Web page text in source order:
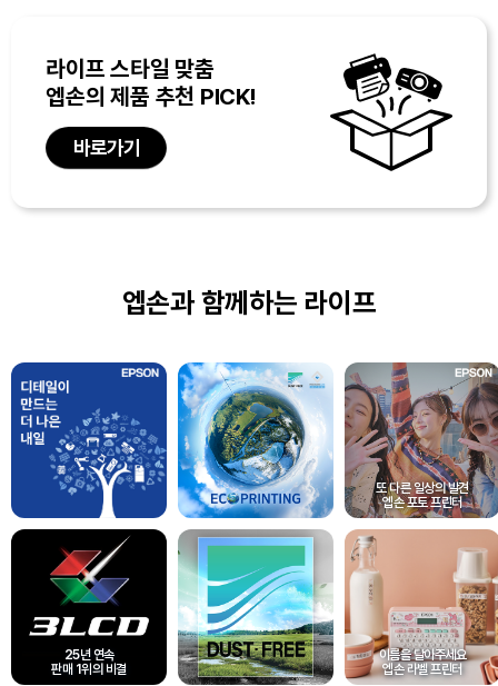
라이프 스타일 맞춤
엡손의 제품 추천 PICK!
바로가기
엡손과 함께하는 라이프
25년 연속
판매 1위의 비결
또 다른 일상의 발견
엡손 포토 프린터
이름을 달아주세요
엡손 라벨 프린터